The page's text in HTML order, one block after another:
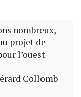
nombreux,
projet de
l’ouest
Collomb